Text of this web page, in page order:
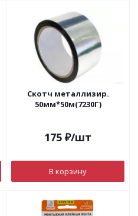
Скотч металлизир.
50мм*50м(7230Г)
175 ₽/шт
В корзину